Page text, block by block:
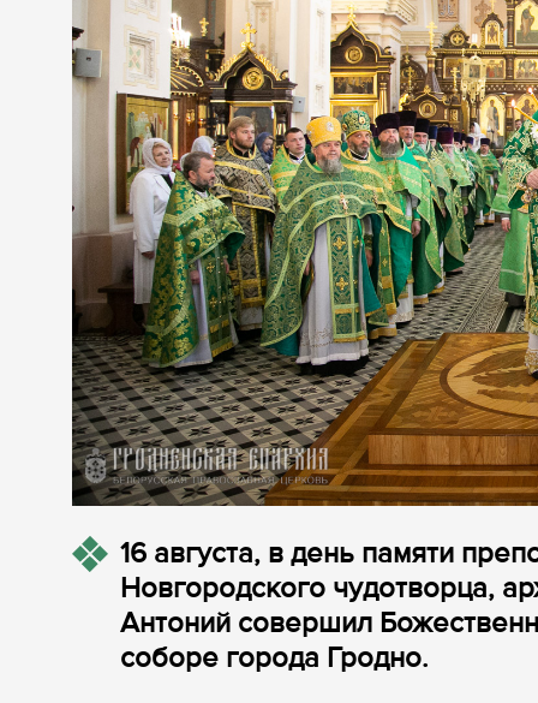
16 августа, в день памяти
Новгородского чудотворца,
Антоний совершил
соборе города Гродно.